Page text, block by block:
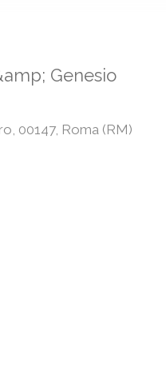
Genesio
00147, Roma (RM)